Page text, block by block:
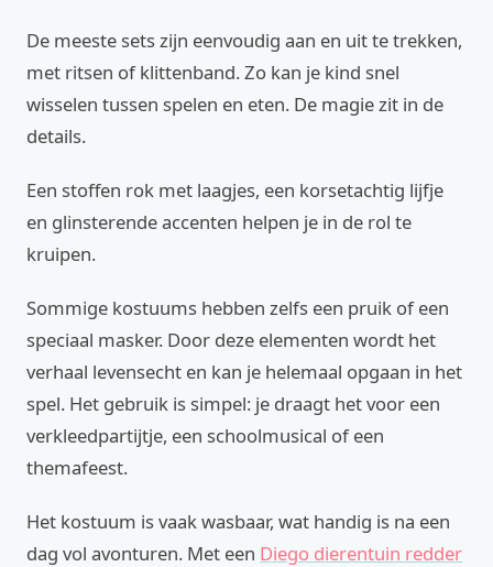
De meeste sets zijn eenvoudig aan en uit te trekken,
met ritsen of klittenband. Zo kan je kind snel
wisselen tussen spelen en eten. De magie zit in de
details.
Een stoffen rok met laagjes, een korsetachtig lijfje
en glinsterende accenten helpen je in de rol te
kruipen.
Sommige kostuums hebben zelfs een pruik of een
speciaal masker. Door deze elementen wordt het
verhaal levensecht en kan je helemaal opgaan in het
spel. Het gebruik is simpel: je draagt het voor een
verkleedpartijtje, een schoolmusical of een
themafeest.
Het kostuum is vaak wasbaar, wat handig is na een
dag vol avonturen. Met een Diego dierentuin redder